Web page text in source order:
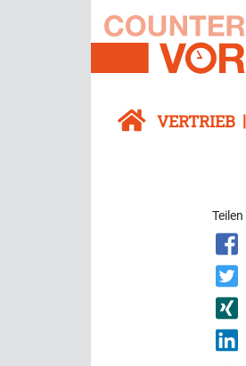
VERTRIEB
Teilen